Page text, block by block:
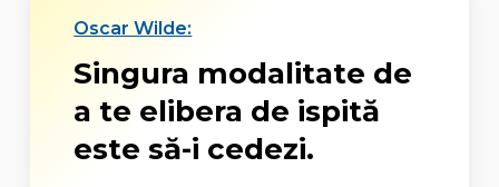
Oscar Wilde:
Singura modalitate de
a te elibera de ispită
este să-i cedezi.